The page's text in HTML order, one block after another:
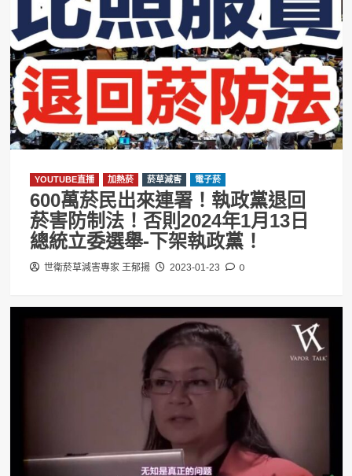
YOUTUBE直播 加熱菸 菸草減害 電子菸
600萬菸民出來連署！執政黨退回
菸害防制法！否則2024年1月13日
總統立委選舉-下架執政黨！
世衛菸草減害專家 王郁揚 2023-01-23 0